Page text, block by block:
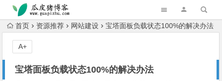
跳转到主内容
首页 资源推荐 网站建设 宝塔面板负载状态100%的解决办法
宝塔面板负载状态100%的解决办法
A+